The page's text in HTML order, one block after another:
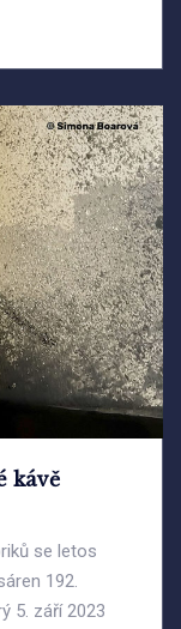
kávě
se letos
192.
5. září 2023